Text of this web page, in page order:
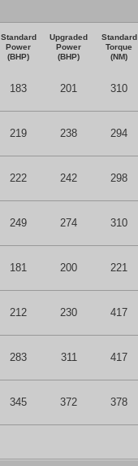
Standard
Power
(BHP)
Upgraded
Power
(BHP)
Standard
Torque
(NM)
183 201 310
219 238 294
222 242 298
249 274 310
181 200 221
212 230 417
283 311 417
345 372 378